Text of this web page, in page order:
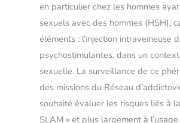
en particulier chez les hommes
sexuels avec des hommes (HSH),
éléments : l’injection intraveineuse
psychostimulantes, dans un
sexuelle. La surveillance de ce
des missions du Réseau
souhaité évaluer les risques liés à
SLAM » et plus largement à